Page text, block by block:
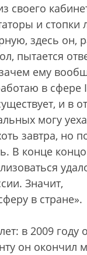
своего
и стопки
здесь он,
пытается
ему
в сфере
и в
могу
завтра, но
В конце
Значит,
в стране».
в 2009 году
он окончил